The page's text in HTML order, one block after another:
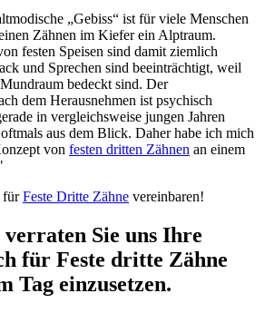
„Gebiss“ ist für viele Menschen
Zähnen im Kiefer ein Alptraum.
festen Speisen sind damit ziemlich
und Sprechen sind beeinträchtigt, weil
bedeckt sind. Der
dem Herausnehmen ist psychisch
in vergleichsweise jungen Jahren
aus dem Blick. Daher habe ich mich
von festen dritten Zähnen an einem
fürFeste Dritte Zähne vereinbaren!
Sie uns Ihre
für Feste dritte Zähne
Tag einzusetzen.